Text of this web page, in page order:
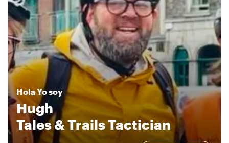
HolaYo soy
Hugh
Tales & Trails Tactician